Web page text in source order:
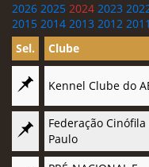
2026 2025 2024 2023
2015 2014 2013 2012 2011
Sel.
Clube
Kennel Clube do
Federação Cinófila
Paulo